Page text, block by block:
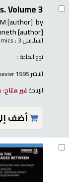
Volume 3
by
[author]
[author]
السلاسل:; 3
نوع المادة :
الناشر:1995
الإتاحة:غير متاح:
أضف